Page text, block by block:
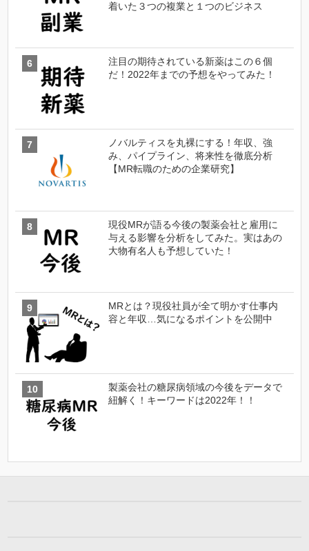
着いた３つの複業と１つのビジネス
注目の期待されている新薬はこの６個
だ！2022年までの予想をやってみた！
ノバルティスを丸裸にする！年収、強
み、パイプライン、将来性を徹底分析
【MR転職のための企業研究】
現役MRが語る今後の製薬会社と雇用に
与える影響を分析をしてみた。実はあの
大物有名人も予想していた！
MRとは？現役社員が全て明かす仕事内
容と年収…気になるポイントを公開中
製薬会社の糖尿病領域の今後をデータで
紐解く！キーワードは2022年！！